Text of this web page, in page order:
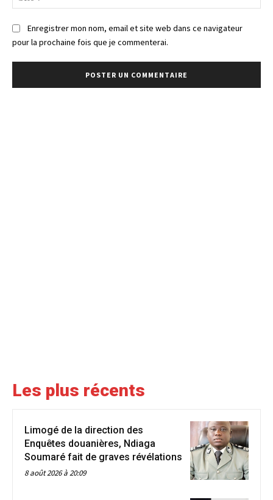
:
Enregistrer mon nom, email et site web dans ce navigateur
pour la prochaine fois que je commenterai.
Les plus récents
Limogé de la direction des
Enquêtes douanières, Ndiaga
Soumaré fait de graves révélations
8 août 2026 à 20:09